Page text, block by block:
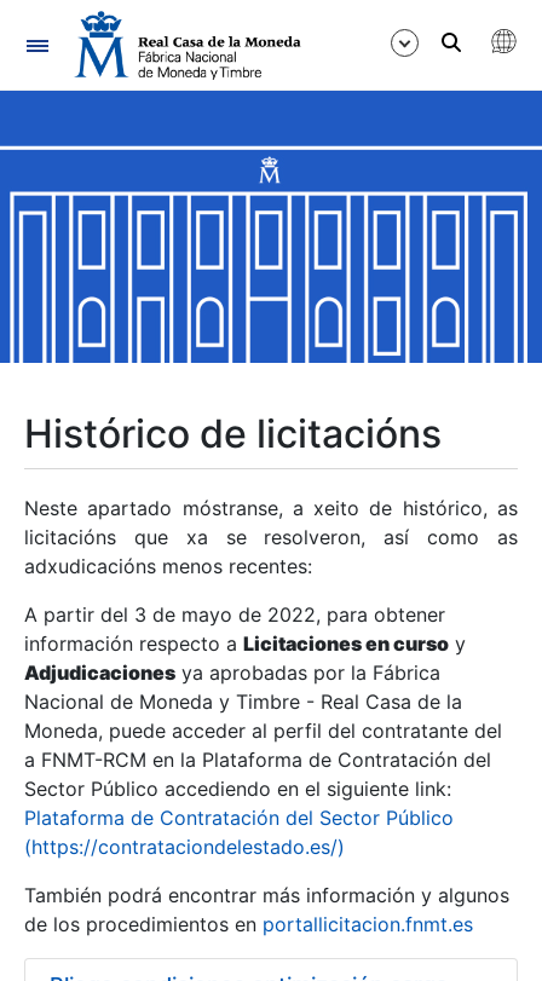
Navegación
Mostrar/Ocultar
Mostrar/Ocultar
Mostrar/Ocultar
Mostrar/Ocultar
Mostrar/Ocultar
Mostrar/Ocultar
Histórico de licitacións
Neste apartado móstranse, a xeito de histórico, as
licitacións que xa se resolveron, así como as
adxudicacións menos recentes:
A partir del 3 de mayo de 2022, para obtener
información respecto a Licitaciones en curso y
Adjudicaciones ya aprobadas por la Fábrica
Nacional de Moneda y Timbre - Real Casa de la
Moneda, puede acceder al perfil del contratante del
a FNMT-RCM en la Plataforma de Contratación del
Sector Público accediendo en el siguiente link:
Plataforma de Contratación del Sector Público
(https://contrataciondelestado.es/)
También podrá encontrar más información y algunos
de los procedimientos en portallicitacion.fnmt.es